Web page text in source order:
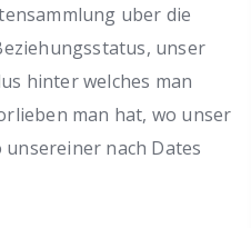
uber die
unser
hinter welches man
man hat, wo unser
nach Dates